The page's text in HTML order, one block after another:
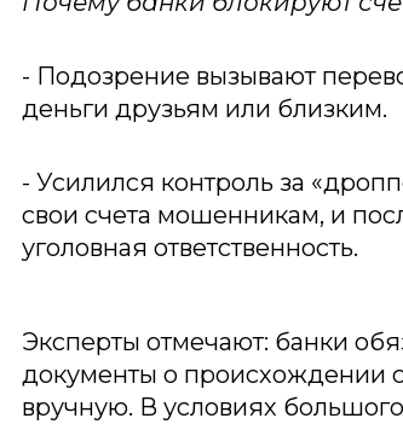
- Подозрение вызывают
деньги друзьям или близким.
- Усилился контроль за
свои счета мошенникам, и
уголовная ответственность.
Эксперты отмечают: банки
документы о происхождении
вручную. В условиях